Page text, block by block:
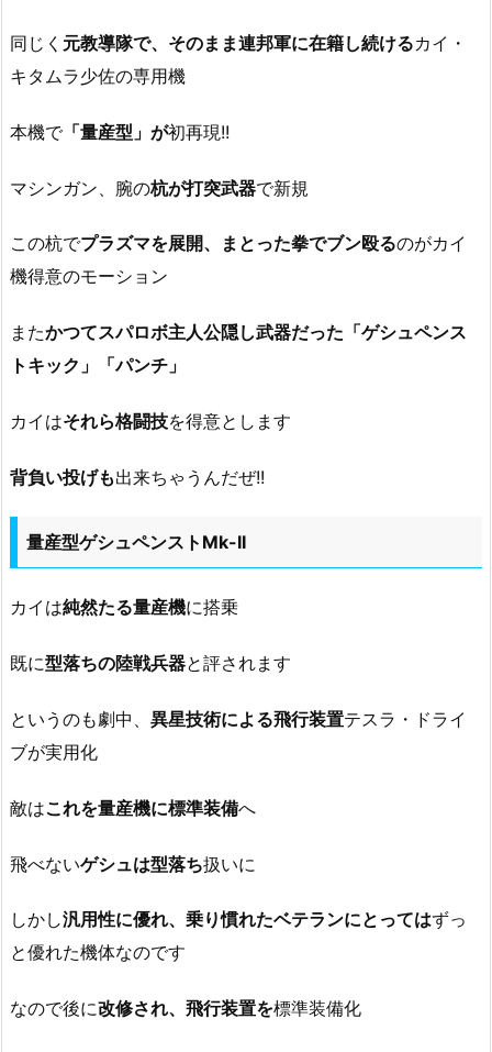
同じく 元教導隊で、そのまま連邦軍に在籍し続けるカイ・
キタムラ少佐の専用機
本機で「量産型」が初再現!!
マシンガン、腕の杭が打突武器で新規
この杭でプラズマを展開、まとった拳でブン殴るのがカイ
機得意のモーション
またかつてスパロボ主人公隠し武器だった「ゲシュペンス
トキック」「パンチ」
カイはそれら格闘技を得意とします
背負い投げも出来ちゃうんだぜ!!
量産型ゲシュペンストMk-II
カイは純然たる量産機に搭乗
既に型落ちの陸戦兵器と評されます
というのも劇中、 異星技術による飛行装置テスラ・ドライ
ブが実用化
敵はこれを量産機に標準装備へ
飛べないゲシュは型落ち扱いに
しかし汎用性に優れ、乗り慣れたベテランにとってはずっ
と優れた機体なのです
なので後に改修され、飛行装置を標準装備化